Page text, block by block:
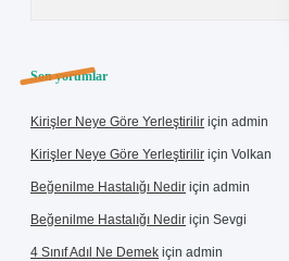
Son yorumlar
Kirişler Neye Göre Yerleştirilir için admin
Kirişler Neye Göre Yerleştirilir için Volkan
Beğenilme Hastalığı Nedir için admin
Beğenilme Hastalığı Nedir için Sevgi
4 Sınıf Adıl Ne Demek için admin